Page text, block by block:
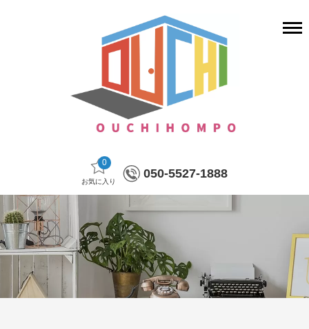
0
お気に入り
050-5527-1888